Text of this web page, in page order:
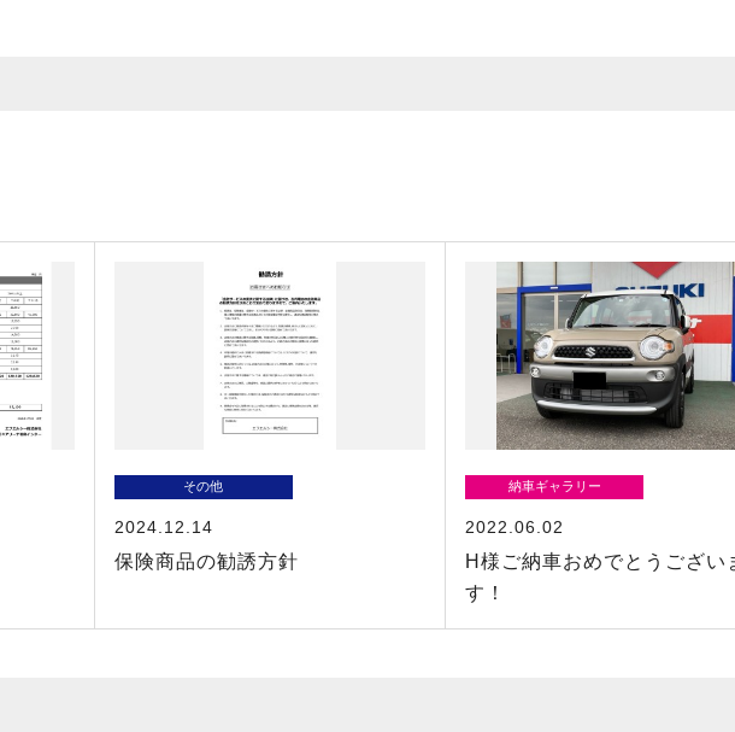
その他
2024.12.14
保険商品の勧誘方針
納車ギャラリー
2022.06.02
H様ご納車おめでとうござい
す！